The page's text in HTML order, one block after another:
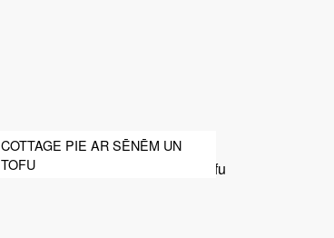
COTTAGE PIE AR SĒNĒM UN
TOFU